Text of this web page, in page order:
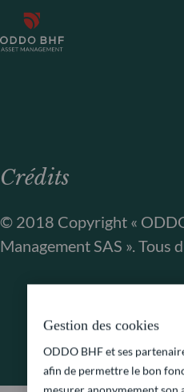
Crédits
© 2018 Copyright «
Management SAS ». Tous
Gestion des cookies
ODDO BHF et ses
afin de permettre le bon